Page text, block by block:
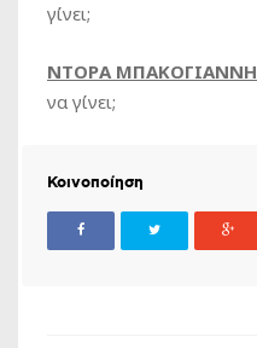
γίνει;
ΝΤΟΡΑ ΜΠΑΚΟΓΙΑΝΝΗ
να γίνει;
Κοινοποίηση